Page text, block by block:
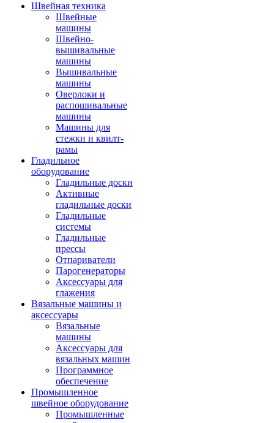
Швейная техника
Швейные
машины
Швейно-
вышивальные
машины
Вышивальные
машины
Оверлоки и
распошивальные
машины
Машины для
стежки и квилт-
рамы
Гладильное
оборудование
Гладильные доски
Активные
гладильные доски
Гладильные
системы
Гладильные
прессы
Отпариватели
Парогенераторы
Аксессуары для
глажения
Вязальные машины и
аксессуары
Вязальные
машины
Аксессуары для
вязальных машин
Программное
обеспечение
Промышленное
швейное оборудование
Промышленные